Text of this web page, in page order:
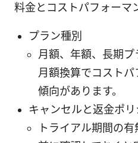
料金とコストパフォーマ
プラン種別
月額、年額、長期
月額換算でコスト
傾向があります。
キャンセルと返金ポリ
トライアル期間の